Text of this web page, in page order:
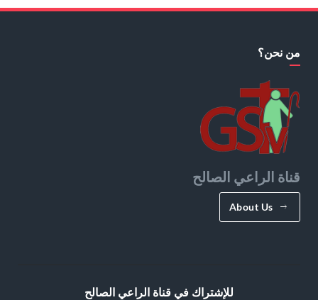
من نحن؟
قناة الراعي الصالح
About Us
للإشتراك في قناة الراعي الصالح